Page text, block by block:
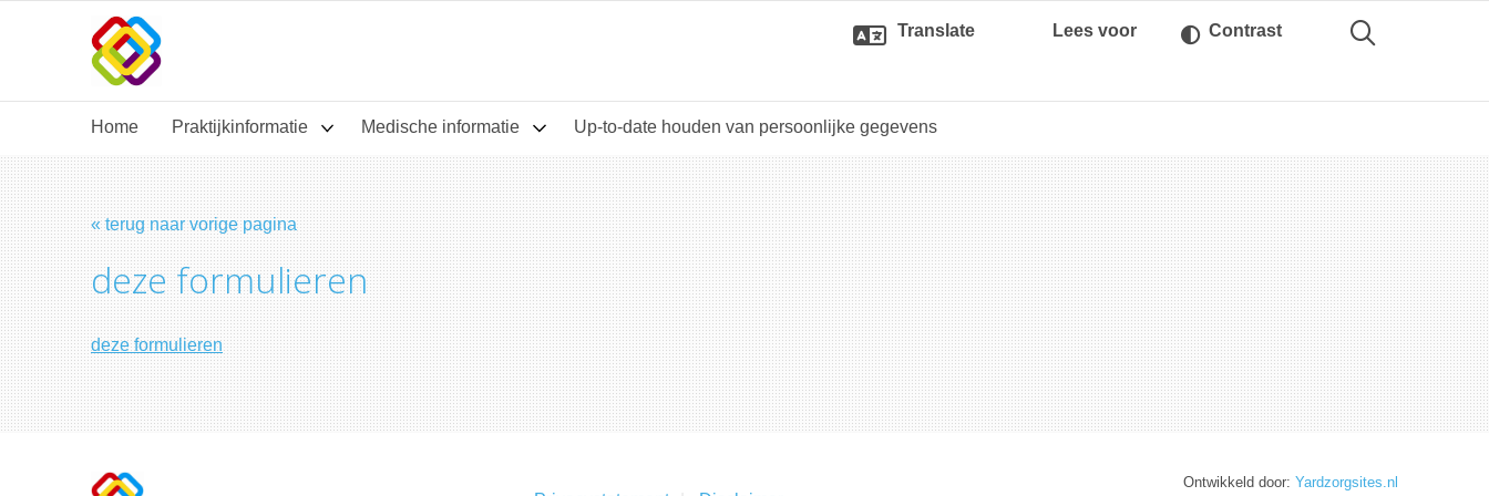
Translate Lees voor Contrast
Home Praktijkinformatie Medische informatie Up-to-date houden van persoonlijke gegevens
« terug naar vorige pagina
deze formulieren
deze formulieren
Ontwikkeld door: Yardzorgsites.nl